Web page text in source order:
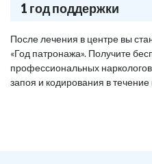
1 год поддержки
После лечения в центре вы
«Год патронажа». Получите
профессиональных
запоя и кодирования в течение